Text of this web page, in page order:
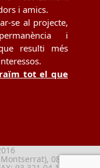
i amics.
se al projecte,
i
resulti més
tot el que
08029